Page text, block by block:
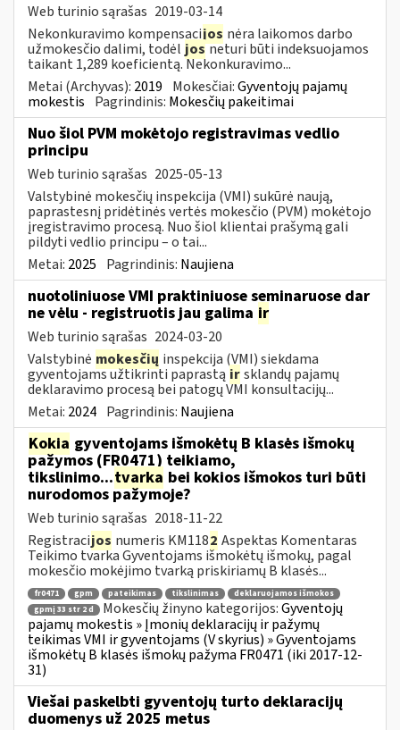
Web turinio sąrašas 2019-03-14
Nekonkuravimo kompensacijos nėra laikomos darbo
užmokesčio dalimi, todėl josneturi būti indeksuojamos
taikant 1,289 koeficientą. Nekonkuravimo...
Metai (Archyvas): 2019 Mokesčiai:Gyventojų pajamų
mokestis Pagrindinis: Mokesčių pakeitimai
Nuo šiol PVM mokėtojo registravimas vedlio
principu
Web turinio sąrašas 2025-05-13
Valstybinė mokesčių inspekcija (VMI) sukūrė naują,
paprastesnį pridėtinės vertės mokesčio (PVM) mokėtojo
įregistravimo procesą. Nuo šiol klientai prašymą gali
pildyti vedlio principu – o tai...
Metai: 2025 Pagrindinis: Naujiena
nuotoliniuose VMI praktiniuose seminaruose dar
ne vėlu - registruotis jau galima ir
Web turinio sąrašas 2024-03-20
Valstybinė mokesčių inspekcija (VMI) siekdama
gyventojams užtikrinti paprastą irsklandų pajamų
deklaravimo procesą bei patogų VMI konsultacijų...
Metai: 2024 Pagrindinis: Naujiena
Kokia gyventojams išmokėtų B klasės išmokų
pažymos (FR0471) teikiamo,
tikslinimo...tvarka bei kokios išmokos turi būti
nurodomos pažymoje?
Web turinio sąrašas 2018-11-22
Registracijos numeris KM1182 Aspektas Komentaras
Teikimo tvarka Gyventojams išmokėtų išmokų, pagal
mokesčio mokėjimo tvarką priskiriamų B klasės...
fr0471 gpm pateikimas tikslinimas
deklaruojamos išmokos
gpmį 33 str 2 d
Mokesčių žinyno kategorijos:Gyventojų
pajamų mokestis » Įmonių deklaracijų ir pažymų
teikimas VMI ir gyventojams (V skyrius) » Gyventojams
išmokėtų B klasės išmokų pažyma FR0471 (iki 2017-12-
31)
Viešai paskelbti gyventojų turto deklaracijų
duomenys už 2025 metus